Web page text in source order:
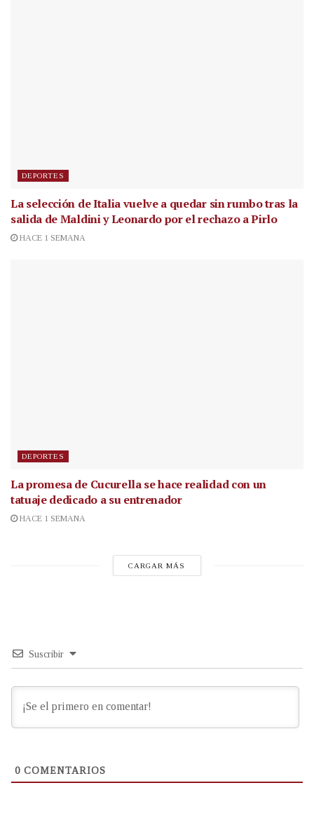
DEPORTES
La selección de Italia vuelve a quedar sin rumbo tras la
salida de Maldini y Leonardo por el rechazo a Pirlo
HACE 1 SEMANA
DEPORTES
La promesa de Cucurella se hace realidad con un
tatuaje dedicado a su entrenador
HACE 1 SEMANA
CARGAR MÁS
Suscribir
0 COMENTARIOS